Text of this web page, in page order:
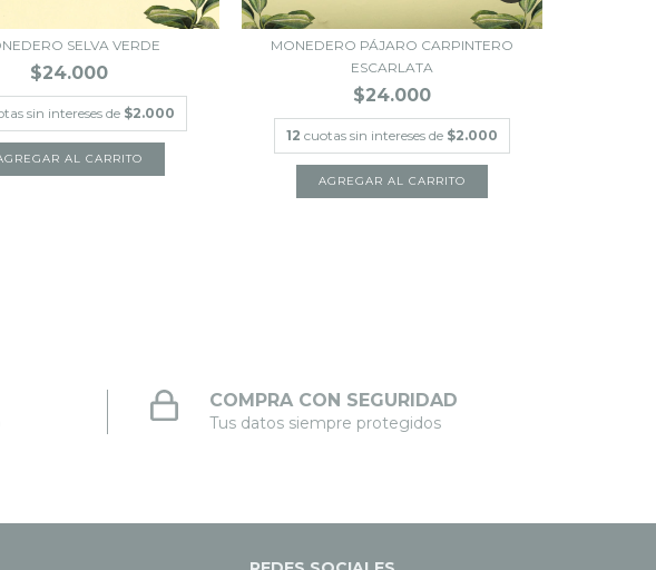
SELVA VERDE
$24.000
sin intereses de $2.000
MONEDERO PÁJARO CARPINTERO
ESCARLATA
$24.000
12 cuotas sin intereses de $2.000
COMPRA CON SEGURIDAD
Tus datos siempre protegidos